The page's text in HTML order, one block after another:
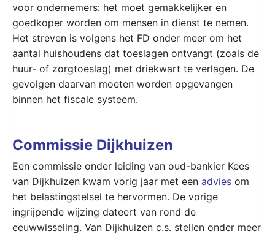
voor ondernemers: het moet gemakkelijker en
goedkoper worden om mensen in dienst te nemen.
Het streven is volgens het FD onder meer om het
aantal huishoudens dat toeslagen ontvangt (zoals de
huur- of zorgtoeslag) met driekwart te verlagen. De
gevolgen daarvan moeten worden opgevangen
binnen het fiscale systeem.
Commissie Dijkhuizen
Een commissie onder leiding van oud-bankier Kees
van Dijkhuizen kwam vorig jaar met een advies om
het belastingstelsel te hervormen. De vorige
ingrijpende wijzing dateert van rond de
eeuwwisseling. Van Dijkhuizen c.s. stellen onder meer